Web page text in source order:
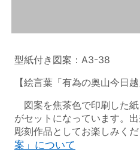
型紙付き図案：A3-38
【絵言葉「有為の奥山今日越
図案を焦茶色で印刷した紙
がセットになっています。
彫刻作品としてお楽しみく
案」について